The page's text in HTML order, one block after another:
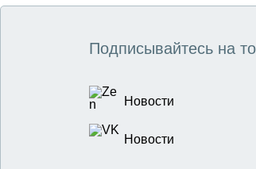
Подписывайтесь на
Новости
Новости